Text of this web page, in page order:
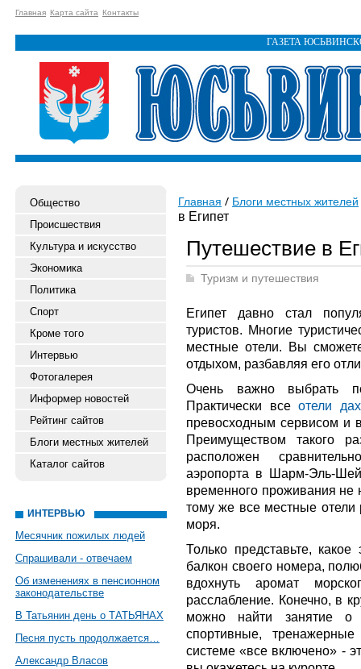
Главная Карта сайта Контакты
ГАЗЕТА
Общество
Происшествия
Культура и искусство
Экономика
Политика
Спорт
Кроме того
Интервью
Фотогалерея
Информер новостей
Рейтинг сайтов
Блоги местных жителей
Каталог сайтов
ИНТЕРВЬЮ
Месячник пожилых людей
Спрашивали - отвечаем
Об изменениях в пенсионном
законодательстве
В Татьянин день о ТАТЬЯНАХ
Песня пусть продолжается…
Александр Власов
Главная Блоги местных жителей
в Египет
Путешествие в
Туризм и путешествия
Египет давно стал
туристов. Многие
местные отели. Вы
отдыхом, разбавляя его
Очень важно выбрать
Практически всеотели
превосходным сервисом и
Преимуществом такого
расположен
аэропорта в Шарм-Эль-
временного проживания не
тому же все местные
моря.
Только представьте,
балкон своего номера,
вдохнуть аромат
расслабление. Конечно, в
можно найти занятие о
спортивные,
системе «все включено» -